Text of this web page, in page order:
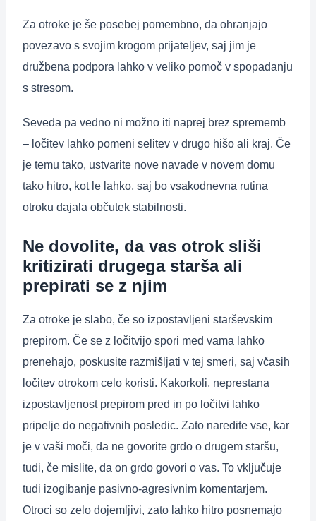
Za otroke je še posebej pomembno, da ohranjajo
povezavo s svojim krogom prijateljev, saj jim je
družbena podpora lahko v veliko pomoč v spopadanju
s stresom.
Seveda pa vedno ni možno iti naprej brez sprememb
– ločitev lahko pomeni selitev v drugo hišo ali kraj. Če
je temu tako, ustvarite nove navade v novem domu
tako hitro, kot le lahko, saj bo vsakodnevna rutina
otroku dajala občutek stabilnosti.
Ne dovolite, da vas otrok sliši
kritizirati drugega starša ali
prepirati se z njim
Za otroke je slabo, če so izpostavljeni starševskim
prepirom. Če se z ločitvijo spori med vama lahko
prenehajo, poskusite razmišljati v tej smeri, saj včasih
ločitev otrokom celo koristi. Kakorkoli, neprestana
izpostavljenost prepirom pred in po ločitvi lahko
pripelje do negativnih posledic. Zato naredite vse, kar
je v vaši moči, da ne govorite grdo o drugem staršu,
tudi, če mislite, da on grdo govori o vas. To vključuje
tudi izogibanje pasivno-agresivnim komentarjem.
Otroci so zelo dojemljivi, zato lahko hitro posnemajo